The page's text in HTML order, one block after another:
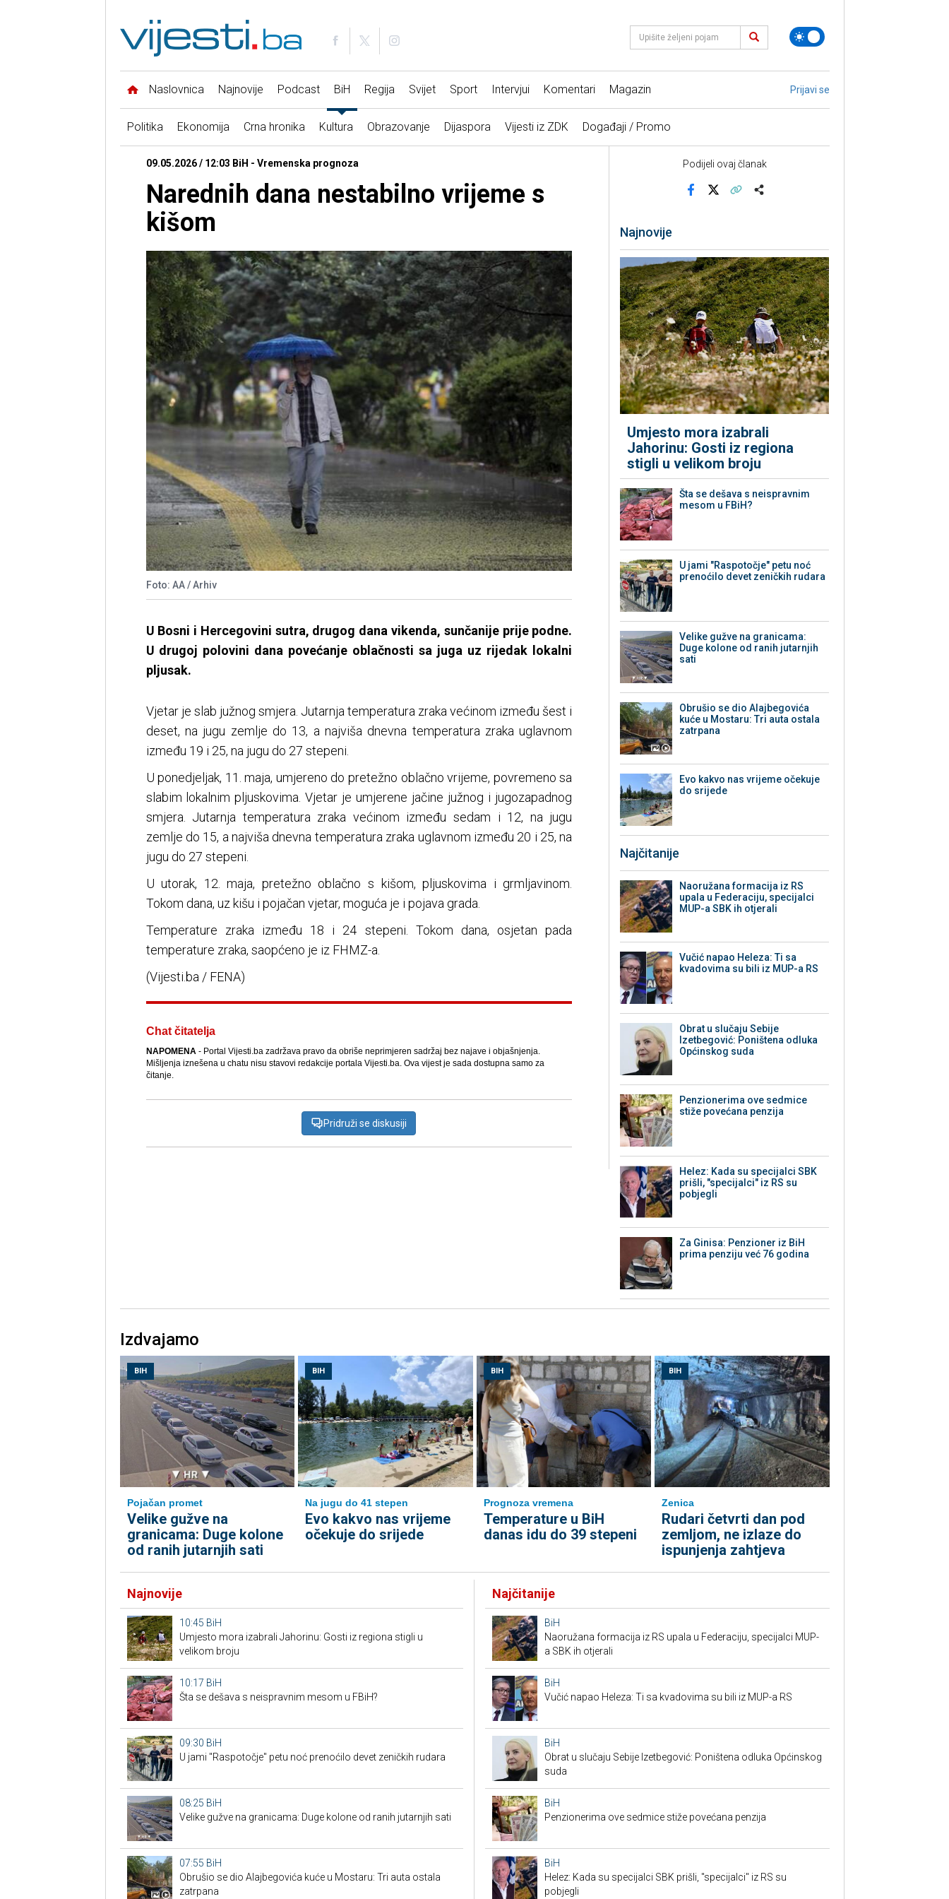
Naslovnica Najnovije Podcast BiH Regija Svijet Sport Intervjui Komentari Magazin Prijavi se
Politika Ekonomija Crna hronika Kultura Obrazovanje Dijaspora Vijesti iz ZDK Događaji / Promo
09.05.2026 / 12:03 BiH - Vremenska prognoza
Narednih dana nestabilno vrijeme s
kišom
Foto: AA / Arhiv
U Bosni i Hercegovini sutra, drugog dana vikenda, sunčanije prije podne.
U drugoj polovini dana povećanje oblačnosti sa juga uz rijedak lokalni
pljusak.
Vjetar je slab južnog smjera. Jutarnja temperatura zraka većinom između šest i
deset, na jugu zemlje do 13, a najviša dnevna temperatura zraka uglavnom
između 19 i 25, na jugu do 27 stepeni.
U ponedjeljak, 11. maja, umjereno do pretežno oblačno vrijeme, povremeno sa
slabim lokalnim pljuskovima. Vjetar je umjerene jačine južnog i jugozapadnog
smjera. Jutarnja temperatura zraka većinom između sedam i 12, na jugu
zemlje do 15, a najviša dnevna temperatura zraka uglavnom između 20 i 25, na
jugu do 27 stepeni.
U utorak, 12. maja, pretežno oblačno s kišom, pljuskovima i grmljavinom.
Tokom dana, uz kišu i pojačan vjetar, moguća je i pojava grada.
Temperature zraka između 18 i 24 stepeni. Tokom dana, osjetan pada
temperature zraka, saopćeno je iz FHMZ-a.
(Vijesti.ba / FENA)
Chat čitatelja
NAPOMENA- Portal Vijesti.ba zadržava pravo da obriše neprimjeren sadržaj bez najave i objašnjenja.
Mišljenja iznešena u chatu nisu stavovi redakcije portala Vijesti.ba. Ova vijest je sada dostupna samo za
čitanje.
Pridruži se diskusiji
Podijeli ovaj članak
Najnovije
Umjesto mora izabrali
Jahorinu: Gosti iz regiona
stigli u velikom broju
Šta se dešava s neispravnim
mesom u FBiH?
U jami "Raspotočje" petu noć
prenoćilo devet zeničkih rudara
Velike gužve na granicama:
Duge kolone od ranih jutarnjih
sati
Obrušio se dio Alajbegovića
kuće u Mostaru: Tri auta ostala
zatrpana
Evo kakvo nas vrijeme očekuje
do srijede
Najčitanije
Naoružana formacija iz RS
upala u Federaciju, specijalci
MUP-a SBK ih otjerali
Vučić napao Heleza: Ti sa
kvadovima su bili iz MUP-a RS
Obrat u slučaju Sebije
Izetbegović: Poništena odluka
Općinskog suda
Penzionerima ove sedmice
stiže povećana penzija
Helez: Kada su specijalci SBK
prišli, "specijalci" iz RS su
pobjegli
Za Ginisa: Penzioner iz BiH
prima penziju već 76 godina
Izdvajamo
BIH
Pojačan promet
Velike gužve na
granicama: Duge kolone
od ranih jutarnjih sati
BIH
Na jugu do 41 stepen
Evo kakvo nas vrijeme
očekuje do srijede
BIH
Prognoza vremena
Temperature u BiH
danas idu do 39 stepeni
BIH
Zenica
Rudari četvrti dan pod
zemljom, ne izlaze do
ispunjenja zahtjeva
Najnovije
10:45 BiH
Umjesto mora izabrali Jahorinu: Gosti iz regiona stigli u
velikom broju
10:17 BiH
Šta se dešava s neispravnim mesom u FBiH?
09:30 BiH
U jami "Raspotočje" petu noć prenoćilo devet zeničkih rudara
08:25 BiH
Velike gužve na granicama: Duge kolone od ranih jutarnjih sati
07:55 BiH
Obrušio se dio Alajbegovića kuće u Mostaru: Tri auta ostala
zatrpana
Najčitanije
BiH
Naoružana formacija iz RS upala u Federaciju, specijalci MUP-
a SBK ih otjerali
BiH
Vučić napao Heleza: Ti sa kvadovima su bili iz MUP-a RS
BiH
Obrat u slučaju Sebije Izetbegović: Poništena odluka Općinskog
suda
BiH
Penzionerima ove sedmice stiže povećana penzija
BiH
Helez: Kada su specijalci SBK prišli, "specijalci" iz RS su
pobjegli